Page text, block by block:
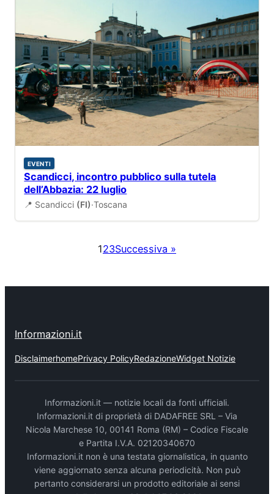
EVENTI
Scandicci, incontro pubblico sulla tutela
dell’Abbazia: 22 luglio
📍 Scandicci (FI)·Toscana
123Successiva »
Informazioni.it
DisclaimerhomePrivacy PolicyRedazioneWidget Notizie
Informazioni.it — notizie locali da fonti ufficiali.
Informazioni.it di proprietà di DADAFREE SRL – Via
Nicola Marchese 10, 00141 Roma (RM) – Codice Fiscale
e Partita I.V.A. 02120340670
Informazioni.it non è una testata giornalistica, in quanto
viene aggiornato senza alcuna periodicità. Non può
pertanto considerarsi un prodotto editoriale ai sensi